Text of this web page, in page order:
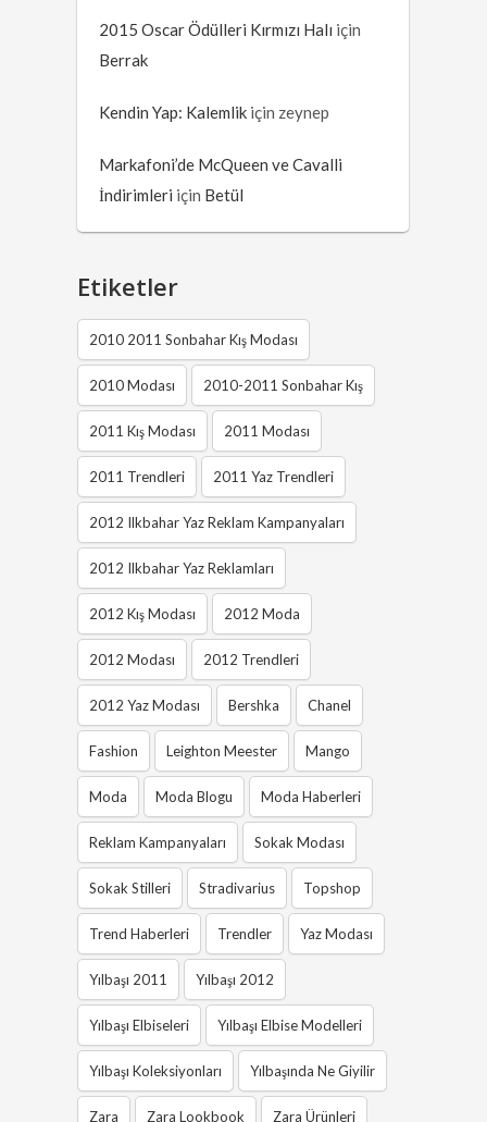
2015 Oscar Ödülleri Kırmızı Halı için
Berrak
Kendin Yap: Kalemlik için zeynep
Markafoni’de McQueen ve Cavalli
İndirimleri için Betül
Etiketler
2010 2011 Sonbahar Kış Modası
2010 Modası 2010-2011 Sonbahar Kış
2011 Kış Modası 2011 Modası
2011 Trendleri 2011 Yaz Trendleri
2012 Ilkbahar Yaz Reklam Kampanyaları
2012 Ilkbahar Yaz Reklamları
2012 Kış Modası 2012 Moda
2012 Modası 2012 Trendleri
2012 Yaz Modası Bershka Chanel
Fashion Leighton Meester Mango
Moda Moda Blogu Moda Haberleri
Reklam Kampanyaları Sokak Modası
Sokak Stilleri Stradivarius Topshop
Trend Haberleri Trendler Yaz Modası
Yılbaşı 2011 Yılbaşı 2012
Yılbaşı Elbiseleri Yılbaşı Elbise Modelleri
Yılbaşı Koleksiyonları Yılbaşında Ne Giyilir
Zara Zara Lookbook Zara Ürünleri